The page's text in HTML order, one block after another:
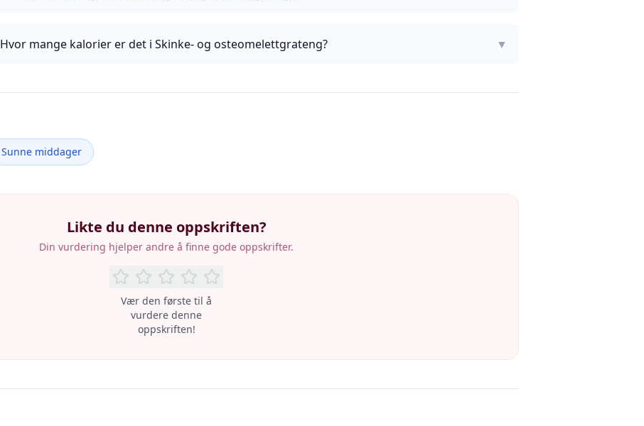
Hvor mange kalorier er det i Skinke- og osteomelettgrateng? ▼
Sunne middager
Likte du denne oppskriften?
Din vurdering hjelper andre å finne gode oppskrifter.
Vær den første til å
vurdere denne
oppskriften!